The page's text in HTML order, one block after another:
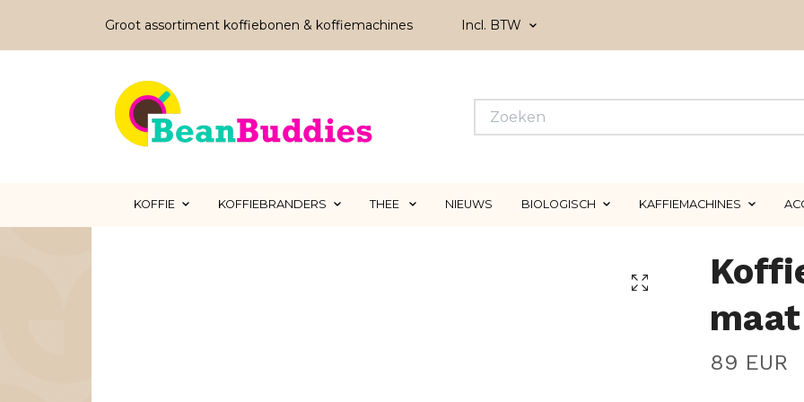
Groot assortiment koffiebonen & koffiemachines Incl. BTW
KOFFIE KOFFIEBRANDERS THEE NIEUWS BIOLOGISCH KAFFIEMACHINES
89 EUR